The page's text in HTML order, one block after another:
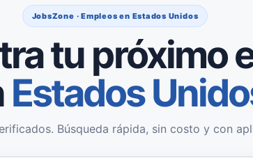
JobsZone · Empleos en Estados Unidos
tu próximo
Estados
Búsqueda rápida, sin costo y con